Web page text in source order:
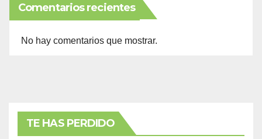
Comentarios recientes
No hay comentarios que mostrar.
TE HAS PERDIDO